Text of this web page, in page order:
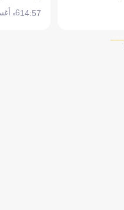
14:576 أغسطس 2026